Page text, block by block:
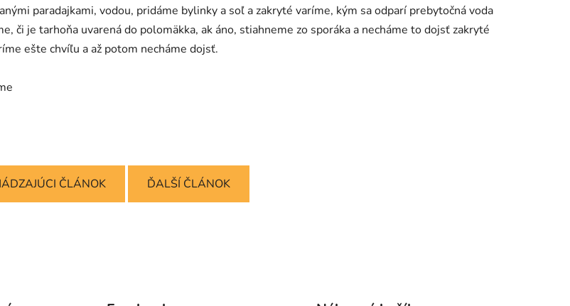
paradajkami, vodou, pridáme bylinky a soľ a zakryté varíme, kým sa odparí prebytočná voda
či je tarhoňa uvarená do polomäkka, ak áno, stiahneme zo sporáka a necháme to dojsť zakryté
ešte chvíľu a až potom necháme dojsť.
ČLÁNOK ĎALŠÍ ČLÁNOK